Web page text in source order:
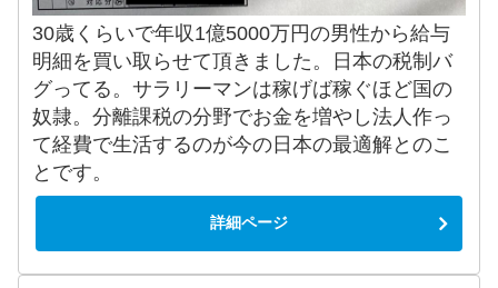
30歳くらいで年収1億5000万円の男性から給与
明細を買い取らせて頂きました。日本の税制バ
グってる。サラリーマンは稼げば稼ぐほど国の
奴隷。分離課税の分野でお金を増やし法人作っ
て経費で生活するのが今の日本の最適解とのこ
とです。
詳細ページ